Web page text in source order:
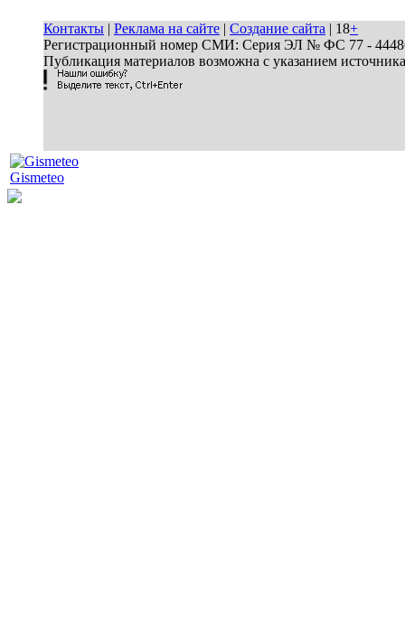
Контакты | Реклама на сайте | Создание сайта | 18+
Регистрационный номер СМИ: Серия ЭЛ № ФС 77 - 44486
Публикация материалов возможна с указанием
Gismeteo